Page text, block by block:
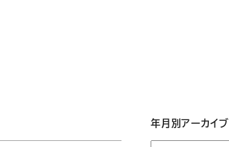
年月別アーカイブ